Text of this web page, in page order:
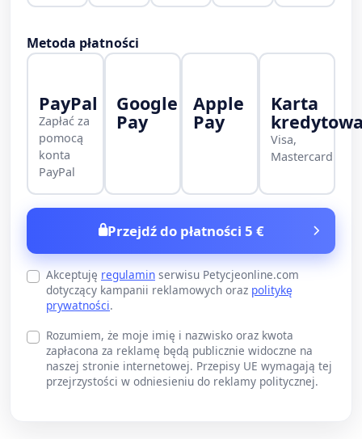
Metoda płatności
PayPal
Zapłać za
pomocą
konta
PayPal
Google
Pay
Apple
Pay
Karta
Visa,
Mastercard
Przejdź do płatności 5 €
Akceptuję regulamin serwisu Petycjeonline.com
dotyczący kampanii reklamowych oraz politykę
prywatności.
Rozumiem, że moje imię i nazwisko oraz kwota
zapłacona za reklamę będą publicznie widoczne na
naszej stronie internetowej. Przepisy UE wymagają tej
przejrzystości w odniesieniu do reklamy politycznej.